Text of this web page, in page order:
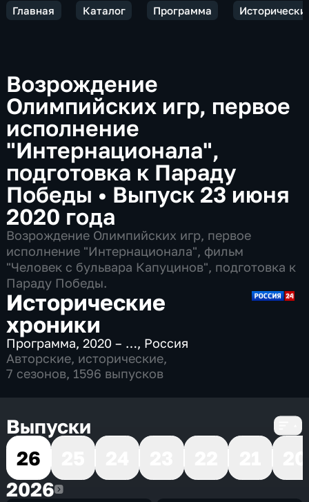
Главная Каталог Программа
Возрождение
Олимпийских игр, первое
исполнение
"Интернационала",
подготовка к Параду
Победы • Выпуск 23 июня
2020 года
Возрождение Олимпийских игр, первое
исполнение "Интернационала", фильм
"Человек с бульвара Капуцинов", подготовка к
Параду Победы.
Исторические
хроники
Программа,2020 – …, Россия
Авторские, исторические,
7 сезонов, 1596 выпусков
Выпуски
26
20262026